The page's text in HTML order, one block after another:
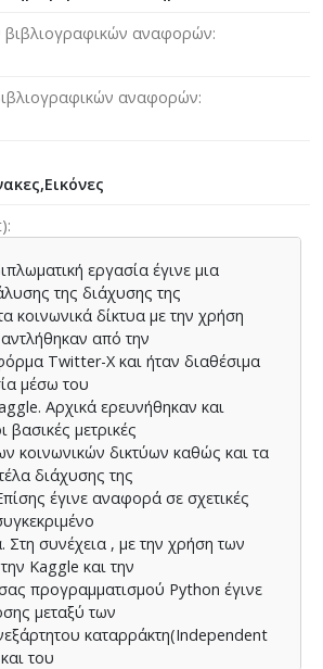
βιβλιογραφικών αναφορών
αναφορών
εργασία έγινε μια
της διάχυσης της
κοινωνικά δίκτυα με την χρήση
από την
Twitter-X και ήταν διαθέσιμα
μέσω του
Αρχικά ερευνήθηκαν και
μετρικές
κοινωνικών δικτύων καθώς και τα
διάχυσης της
έγινε αναφορά σε σχετικές
Στη συνέχεια , με την χρήση των
Kaggle και την
προγραμματισμού Python έγινε
μεταξύ των
καταρράκτη(Independent
του